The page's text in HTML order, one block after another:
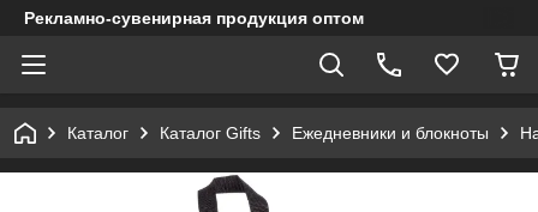
Рекламно-сувенирная продукция оптом
Каталог Каталог Gifts Ежедневники и блокноты